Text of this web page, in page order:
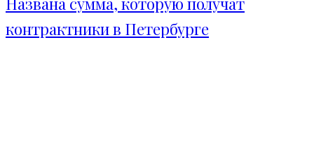
контрактники в Петербурге